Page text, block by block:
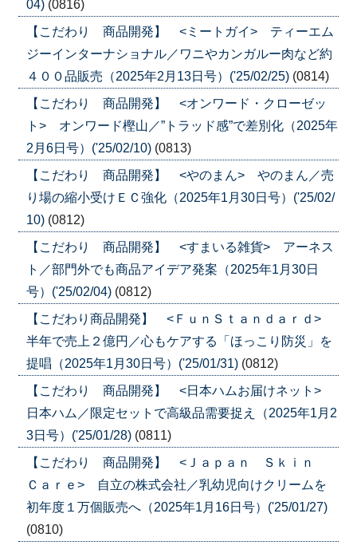
04) (0816)
【こだわり 商品開発】 <ミートガイ> ティーエム
ジーインターナショナル／ワニやカンガルー肉など約
４００品販売（2025年2月13日号）('25/02/25) (0814)
【こだわり 商品開発】 <オンワード・クローゼッ
ト> オンワード樫山／”トラッド感”で差別化（2025年
2月6日号）('25/02/10) (0813)
【こだわり 商品開発】 <やのまん> やのまん／売
り場の縮小受けＥＣ強化（2025年1月30日号）('25/02/
10) (0812)
【こだわり 商品開発】 <すまいる雑貨> アーネス
ト／部門外でも商品アイデア発案（2025年1月30日
号）('25/02/04) (0812)
【こだわり商品開発】 <ＦｕｎＳｔａｎｄａｒｄ>
半年で売上２億円／心もケアする「ほっこり防災」を
提唱（2025年1月30日号）('25/01/31) (0812)
【こだわり 商品開発】 <日本ハムお届けネット>
日本ハム／限定セットで高級品需要捉え（2025年1月2
3日号）('25/01/28) (0811)
【こだわり 商品開発】 <Ｊａｐａｎ Ｓｋｉｎ
Ｃａｒｅ> 自立の株式会社／乳幼児向けクリームを
初年度１万個販売へ（2025年1月16日号）('25/01/27)
(0810)